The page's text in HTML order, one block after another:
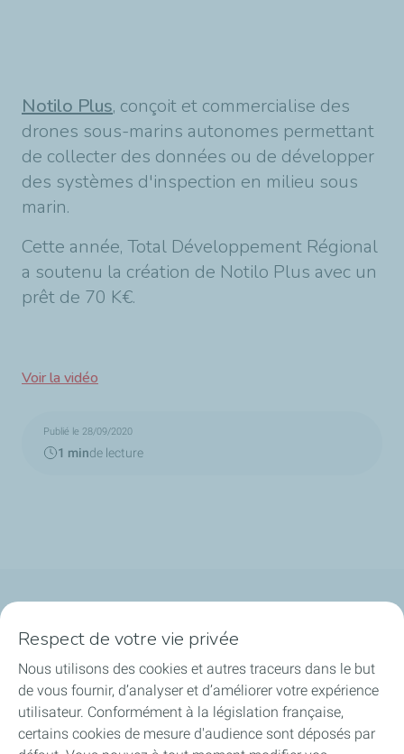
Notilo Plus, conçoit et commercialise des
drones sous-marins autonomes permettant
de collecter des données ou de développer
des systèmes d'inspection en milieu sous
marin.
Cette année, Total Développement Régional
a soutenu la création de Notilo Plus avec un
prêt de 70 K€.
Voir la vidéo
Publié le 28/09/2020
1 minde lecture
Notre ancrage territorial
Financer les entreprises
Soutenir les projets industriels
Respect de votre vie privée
Nous utilisons des cookies et autres traceurs dans le but
de vous fournir, d’analyser et d’améliorer votre expérience
utilisateur. Conformément à la législation française,
certains cookies de mesure d'audience sont déposés par